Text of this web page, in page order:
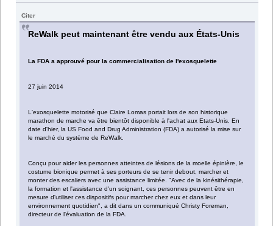
Citer
ReWalk peut maintenant être vendu aux États-Unis
La FDA a approuvé pour la commercialisation de l'exosquelette
27 juin 2014
L'exosquelette motorisé que Claire Lomas portait lors de son historique
marathon de marche va être bientôt disponible à l'achat aux Etats-Unis. En
date d'hier, la US Food and Drug Administration (FDA) a autorisé la mise sur
le marché du système de ReWalk.
Conçu pour aider les personnes atteintes de lésions de la moelle épinière, le
costume bionique permet à ses porteurs de se tenir debout, marcher et
monter des escaliers avec une assistance limitée. "Avec de la kinésithérapie,
la formation et l'assistance d'un soignant, ces personnes peuvent être en
mesure d'utiliser ces dispositifs pour marcher chez eux et dans leur
environnement quotidien", a dit dans un communiqué Christy Foreman,
directeur de l'évaluation de la FDA.